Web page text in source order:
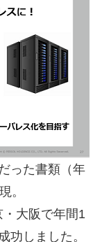
った書類（年
。
大阪で年間1
功しました。